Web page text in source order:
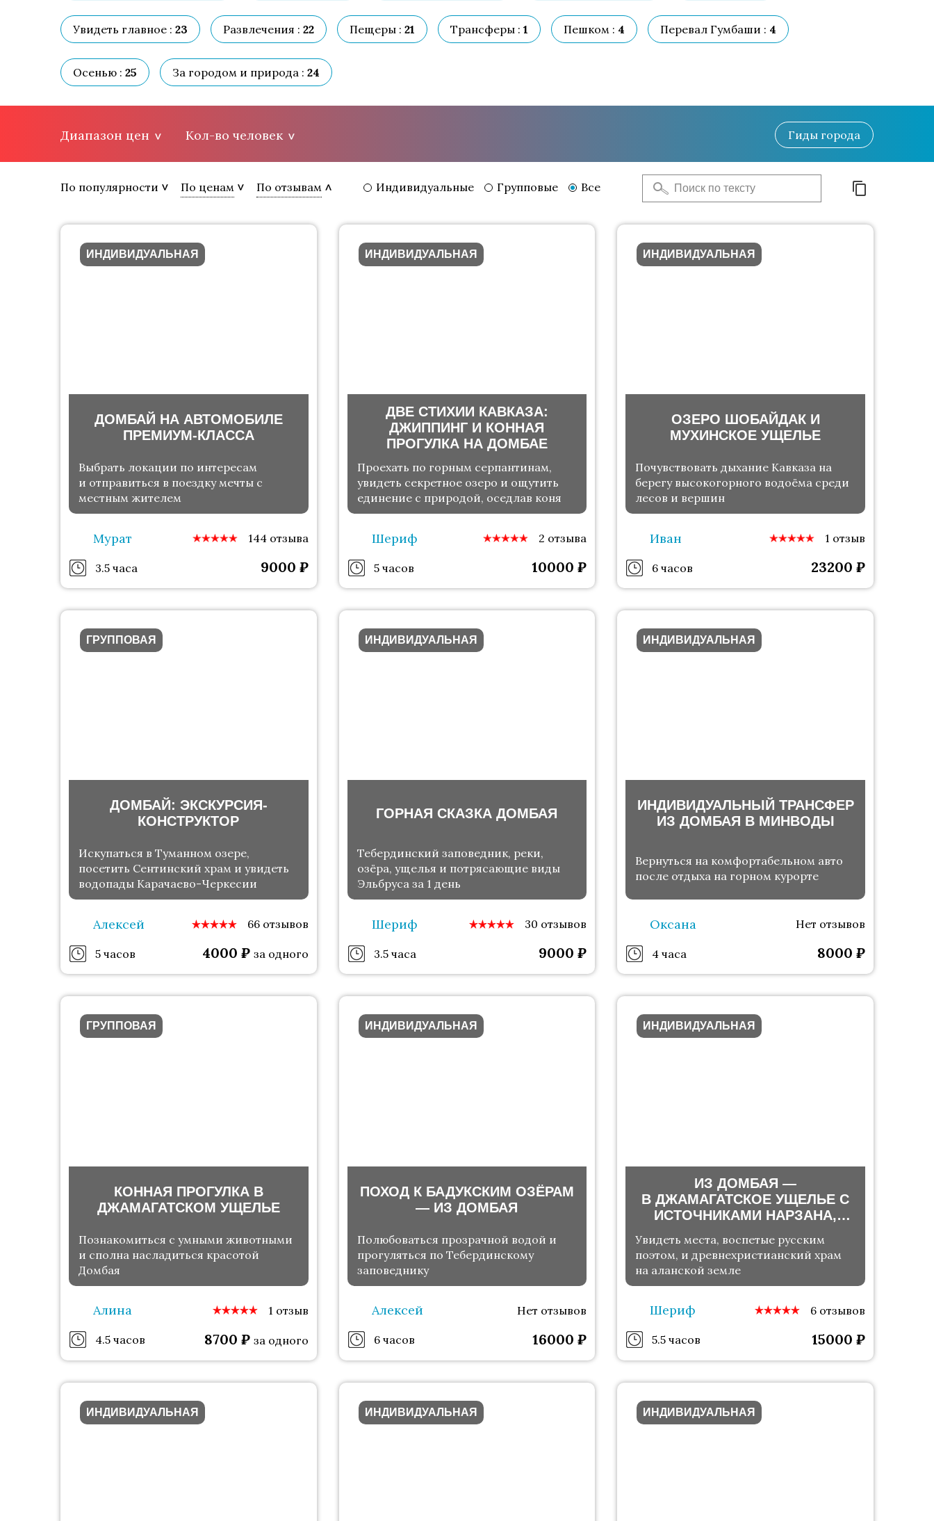
Увидеть главное : 23 Развлечения : 22 Пещеры : 21 Трансферы : 1 Пешком : 4 Перевал Гумбаши : 4
Осенью : 25 За городом и природа : 24
Диапазон цен Кол-во человек Гиды города
По популярности По ценам По отзывам Индивидуальные Групповые Все
ИНДИВИДУАЛЬНАЯ
ДОМБАЙ НА АВТОМОБИЛЕ
ПРЕМИУМ-КЛАССА
Выбрать локации по интересам
и отправиться в поездку мечты с
местным жителем
Мурат 144 отзыва
3.5 часа 9000 ₽
ИНДИВИДУАЛЬНАЯ
ДВЕ СТИХИИ КАВКАЗА:
ДЖИППИНГ И КОННАЯ
ПРОГУЛКА НА ДОМБАЕ
Проехать по горным серпантинам,
увидеть секретное озеро и ощутить
единение с природой, оседлав коня
Шериф 2 отзыва
5 часов 10000₽
ИНДИВИДУАЛЬНАЯ
ОЗЕРО ШОБАЙДАК И
МУХИНСКОЕ УЩЕЛЬЕ
Почувствовать дыхание Кавказа на
берегу высокогорного водоёма среди
лесов и вершин
Иван 1 отзыв
6 часов 23200 ₽
ГРУППОВАЯ
ДОМБАЙ: ЭКСКУРСИЯ-
КОНСТРУКТОР
Искупаться в Туманном озере,
посетить Сентинский храм и увидеть
водопады Карачаево-Черкесии
Алексей 66 отзывов
5 часов 4000 ₽ за одного
ИНДИВИДУАЛЬНАЯ
ГОРНАЯ СКАЗКА ДОМБАЯ
Тебердинский заповедник, реки,
озёра, ущелья и потрясающие виды
Эльбруса за 1 день
Шериф 30 отзывов
3.5 часа 9000₽
ИНДИВИДУАЛЬНАЯ
ИНДИВИДУАЛЬНЫЙ ТРАНСФЕР
ИЗ ДОМБАЯ В МИНВОДЫ
Вернуться на комфортабельном авто
после отдыха на горном курорте
Оксана Нет отзывов
4 часа 8000 ₽
ГРУППОВАЯ
КОННАЯ ПРОГУЛКА В
ДЖАМАГАТСКОМ УЩЕЛЬЕ
Познакомиться с умными животными
и сполна насладиться красотой
Домбая
Алина 1 отзыв
4.5 часов 8700 ₽ за одного
ИНДИВИДУАЛЬНАЯ
ПОХОД К БАДУКСКИМ ОЗЁРАМ
— ИЗ ДОМБАЯ
Полюбоваться прозрачной водой и
прогуляться по Тебердинскому
заповеднику
Алексей Нет отзывов
6 часов 16000₽
ИНДИВИДУАЛЬНАЯ
ИЗ ДОМБАЯ —
В ДЖАМАГАТСКОЕ УЩЕЛЬЕ С
ИСТОЧНИКАМИ НАРЗАНА,
ТЕБЕРДИНСКИЙ ЗАПОВЕДНИК
Увидеть места, воспетые русским
поэтом, и древнехристианский храм
на аланской земле
Шериф 6 отзывов
5.5 часов 15000 ₽
ИНДИВИДУАЛЬНАЯ ИНДИВИДУАЛЬНАЯ ИНДИВИДУАЛЬНАЯ